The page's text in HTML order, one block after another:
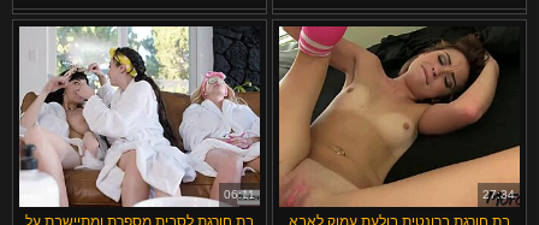
משחק תפקידים
ציצים טבעיים גדולים
ציצים גדולים
ציצים
מבוגרים
06:11
בת חורגת לסבית מספרת ומתיישבת על
27:34
בת חורגת ברונטית בולעת עמוק לאבא